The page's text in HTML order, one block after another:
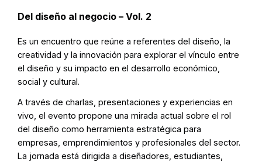
Del diseño al negocio – Vol. 2
Es un encuentro que reúne a referentes del diseño, la
creatividad y la innovación para explorar el vínculo entre
el diseño y su impacto en el desarrollo económico,
social y cultural.
A través de charlas, presentaciones y experiencias en
vivo, el evento propone una mirada actual sobre el rol
del diseño como herramienta estratégica para
empresas, emprendimientos y profesionales del sector.
La jornada está dirigida a diseñadores, estudiantes,